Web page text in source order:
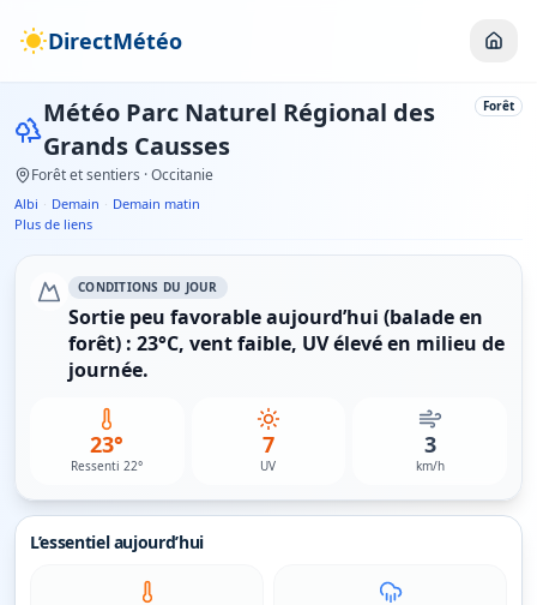
DirectMétéo
Météo Parc Naturel Régional des
Grands Causses
Forêt et sentiers · Occitanie
Forêt
Albi · Demain · Demain matin
Plus de liens
CONDITIONS DU JOUR
Sortie peu favorable aujourd’hui (balade en
forêt) : 23°C, vent faible, UV élevé en milieu de
journée.
23°
Ressenti 22°
7
UV
3
km/h
L’essentiel aujourd’hui